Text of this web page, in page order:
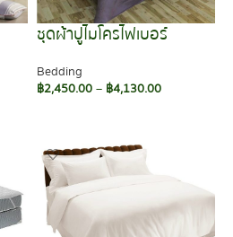
ชุดผ้าปูไมโครไฟเบอร์
Bedding
฿2,450.00– ฿4,130.00